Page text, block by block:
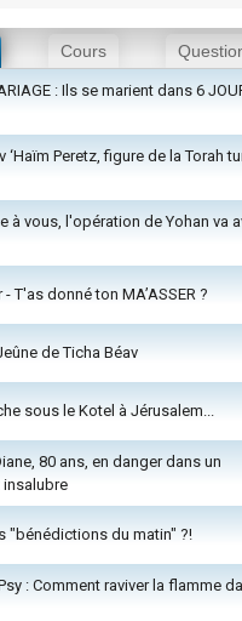
Cours
: Ils se marient dans 6
‘Haïm Peretz, figure de la Torah
à vous, l'opération de Yohan va
T'as donné ton MA’ASSER ?
de Ticha Béav
sous le Kotel à Jérusalem...
80 ans, en danger dans un
insalubre
"bénédictions du matin" ?!
: Comment raviver la flamme